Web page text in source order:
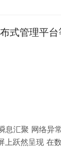
产…
式管理平
息汇聚 网络
跃然呈现 在
四川某城区通